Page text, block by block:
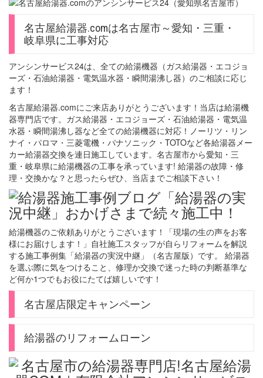
名古屋給湯器.comは名古屋市～愛知・三重・
岐阜県に工事対応
アンシンサービス24は、全ての給湯機器（ガス給湯器・エコジョ
ーズ・石油給湯器・電気温水器・瞬間湯沸し器）のご相談に応じ
ます！
名古屋給湯器.comにご来店ありがとうございます！当店は給湯機
器専門店です。ガス給湯器・エコジョーズ・石油給湯器・電気温
水器・瞬間湯沸し器など全ての給湯機器に対応！ノーリツ・リン
ナイ・パロマ・三菱電機・パナソニック・TOTOなど各給湯器メー
カー給湯器交換を連日施工しています。名古屋市から愛知・三
重・岐阜県に給湯機器の工事を承っています! 給湯器の故障・修
理・交換かな？と思ったらぜひ、当店までご相談下さい！
給湯機器のご依頼ありがとうございます！「現場の生の声をお客
様にお届けします！」自社施工スタッフが自らリフォームを解説
する施工事例集「給湯器の実況中継」（名古屋版）です。 給湯器
を選ぶ際に気をつけること、修理か交換で迷った時の判断基準な
ど何か1つでもお役にたてば嬉しいです！
名古屋店限定キャンペーン
給湯器のリフォームローン